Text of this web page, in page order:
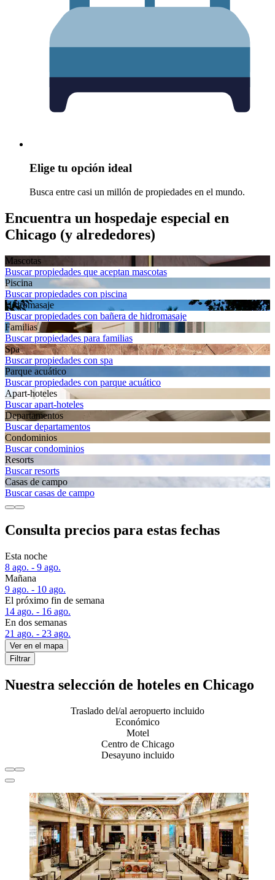
Elige tu opción ideal
Busca entre casi un millón de propiedades en el mundo.
Encuentra un hospedaje especial en
Chicago (y alrededores)
Mascotas
Buscar propiedades que aceptan mascotas
Piscina
Buscar propiedades con piscina
Hidromasaje
Buscar propiedades con bañera de hidromasaje
Familias
Buscar propiedades para familias
Spa
Buscar propiedades con spa
Parque acuático
Buscar propiedades con parque acuático
Apart-hoteles
Buscar apart-hoteles
Departamentos
Buscar departamentos
Condominios
Buscar condominios
Resorts
Buscar resorts
Casas de campo
Buscar casas de campo
Consulta precios para estas fechas
Esta noche
8 ago. - 9 ago.
Mañana
9 ago. - 10 ago.
El próximo fin de semana
14 ago. - 16 ago.
En dos semanas
21 ago. - 23 ago.
Ver en el mapa
Filtrar
Nuestra selección de hoteles en Chicago
Traslado del/al aeropuerto incluido
Económico
Motel
Centro de Chicago
Desayuno incluido